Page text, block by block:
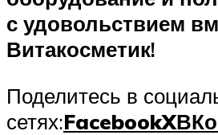
с удовольствием
Витакосметик!
Поделитесь в
сетях:FacebookX